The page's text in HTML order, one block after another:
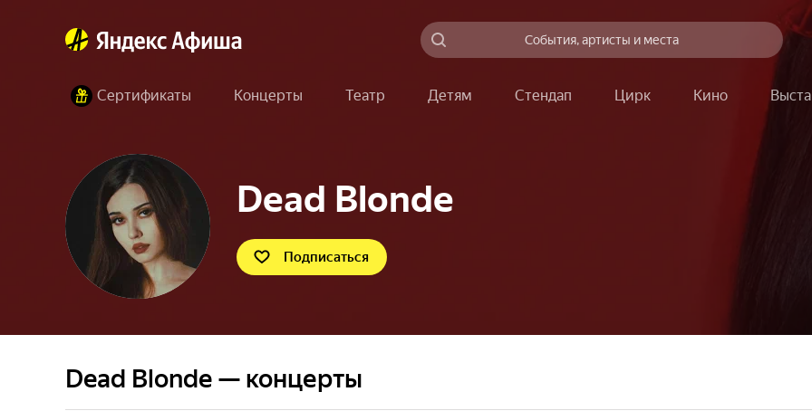
События, артисты и места
Сертификаты Концерты Театр Детям Стендап Цирк Кино
Dead Blonde
Подписаться
Dead Blonde — концерты